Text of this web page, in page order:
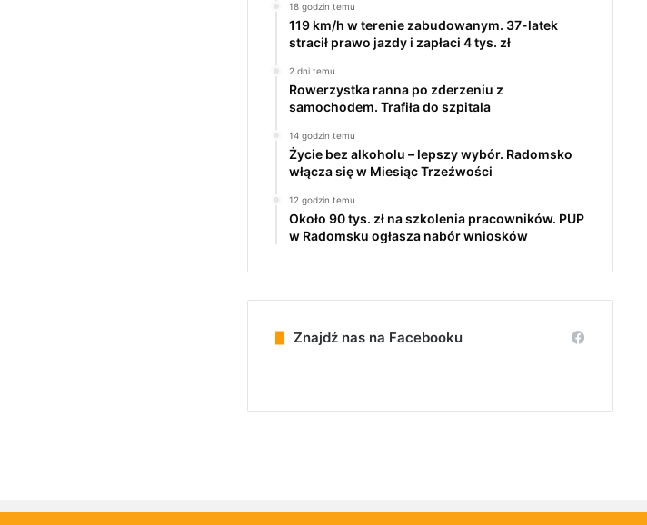
18 godzin temu
119 km/h w terenie zabudowanym. 37-latek
stracił prawo jazdy i zapłaci 4 tys. zł
2 dni temu
Rowerzystka ranna po zderzeniu z
samochodem. Trafiła do szpitala
14 godzin temu
Życie bez alkoholu – lepszy wybór. Radomsko
włącza się w Miesiąc Trzeźwości
12 godzin temu
Około 90 tys. zł na szkolenia pracowników. PUP
w Radomsku ogłasza nabór wniosków
Znajdź nas na Facebooku